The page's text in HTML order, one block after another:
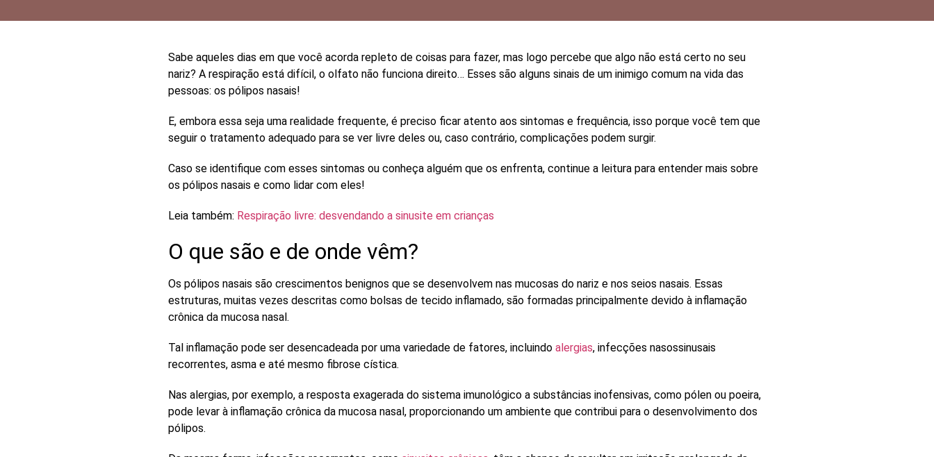
Sabe aqueles dias em que você acorda repleto de coisas para fazer, mas logo percebe que algo não está certo no seu
nariz? A respiração está difícil, o olfato não funciona direito… Esses são alguns sinais de um inimigo comum na vida das
pessoas: os pólipos nasais!
E, embora essa seja uma realidade frequente, é preciso ficar atento aos sintomas e frequência, isso porque você tem que
seguir o tratamento adequado para se ver livre deles ou, caso contrário, complicações podem surgir.
Caso se identifique com esses sintomas ou conheça alguém que os enfrenta, continue a leitura para entender mais sobre
os pólipos nasais e como lidar com eles!
Leia também: Respiração livre: desvendando a sinusite em crianças
O que são e de onde vêm?
Os pólipos nasais são crescimentos benignos que se desenvolvem nas mucosas do nariz e nos seios nasais. Essas
estruturas, muitas vezes descritas como bolsas de tecido inflamado, são formadas principalmente devido à inflamação
crônica da mucosa nasal.
Tal inflamação pode ser desencadeada por uma variedade de fatores, incluindo alergias, infecções nasossinusais
recorrentes, asma e até mesmo fibrose cística.
Nas alergias, por exemplo, a resposta exagerada do sistema imunológico a substâncias inofensivas, como pólen ou poeira,
pode levar à inflamação crônica da mucosa nasal, proporcionando um ambiente que contribui para o desenvolvimento dos
pólipos.